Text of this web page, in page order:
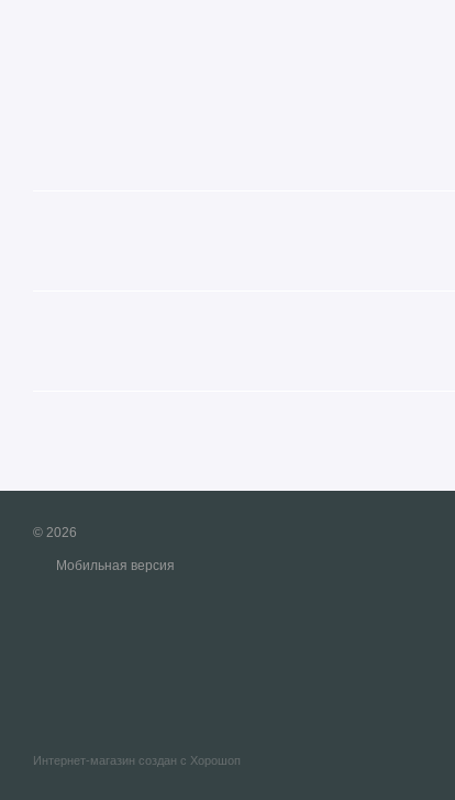
© 2026
Мобильная версия
Интернет-магазин создан с Хорошоп